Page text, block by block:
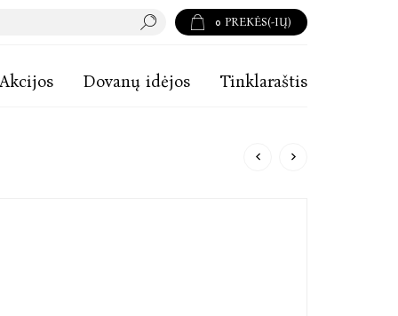
0 PREKĖS(-IŲ)
Akcijos Dovanų idėjos Tinklaraštis